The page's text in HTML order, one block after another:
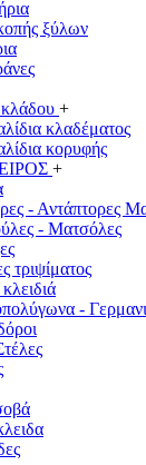
ξύλων
+
κλαδέματος
κορυφής
+
- Αντάπτορες
- Ματσόλες
τριψίματος
-